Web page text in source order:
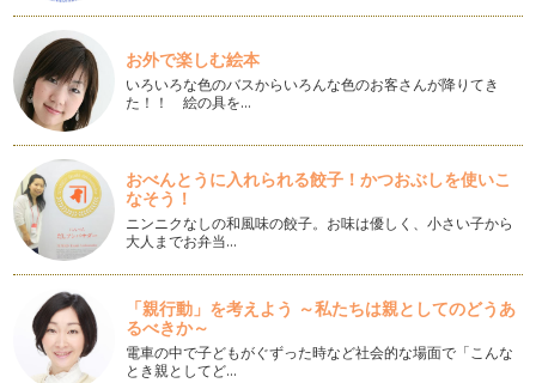
ピアノの楽しみ方「８4」マナーを学ぼう
赤ちゃん時期が終わり、いよいよ、入園！っとなった時に、母
親というのは、嬉しい反面、子供の成…
ピアノの楽しみ方「８３」おうち練習の仕方
自分の子供が産まれて順調に育っていくと、次は産まれてきた
子供に対して「どんな習い事をさせて…
ピアノの楽しみ方「８２」作曲にチャレンジ！
ピアノは、ピアノの教本ばかり進めていくことばかりではな
く、創造力を沸かせることも音楽を学ぶ…
ピアノの楽しみ方「８１」和声分析にチャレンジしてみよう
ピアノを弾くということは、まるで物語を語るかのようです
ね。 …
お外で楽しむ絵本
いろいろな色のバスからいろんな色のお客さんが降りてき
た！！ 絵の具を…
おべんとうに入れられる餃子！かつおぶしを使いこ
なそう！
ニンニクなしの和風味の餃子。お味は優しく、小さい子から
大人までお弁当…
「親行動」を考えよう ～私たちは親としてのどうあ
るべきか～
電車の中で子どもがぐずった時など社会的な場面で「こんな
とき親としてど…